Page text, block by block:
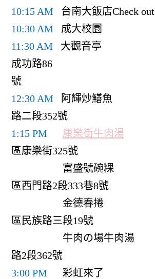
10:15 AM 台南大飯店Check out
10:30 AM 成大校園
11:30 AM 大觀音亭
成功路86
號
12:30 AM
阿輝炒鱔魚
路二段352號
1:15 PM 康樂街牛肉湯
區康樂街325號
富盛號碗粿
區西門路2段333巷8號
金德春捲
區民族路三段19號
牛肉の場牛肉湯
路2段362號
3:00 PM 彩虹來了